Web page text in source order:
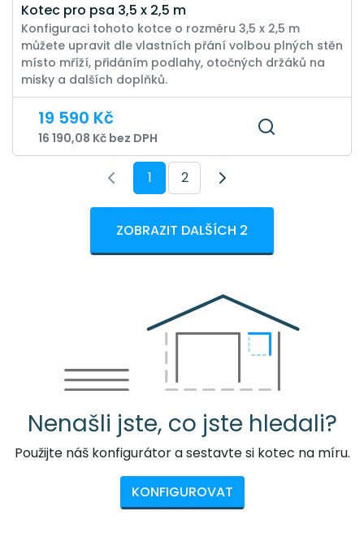
Kotec pro psa 3,5 x 2,5 m
Konfiguraci tohoto kotce o rozměru 3,5 x 2,5 m
můžete upravit dle vlastních přání volbou plných stěn
místo mříží, přidáním podlahy, otočných držáků na
misky a dalších doplňků.
19 590 Kč
16 190,08 Kč bez DPH
1 2
ZOBRAZIT DALŠÍCH 2
Nenašli jste, co jste hledali?
Použijte náš konfigurátor a sestavte si kotec na míru.
KONFIGUROVAT